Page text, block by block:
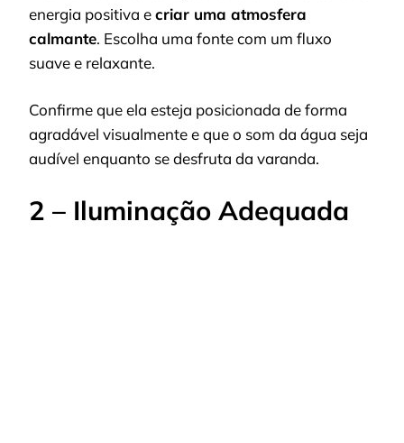
energia positiva ecriar uma atmosfera
calmante. Escolha uma fonte com um fluxo
suave e relaxante.
Confirme que ela esteja posicionada de forma
agradável visualmente e que o som da água seja
audível enquanto se desfruta da varanda.
2 – Iluminação Adequada